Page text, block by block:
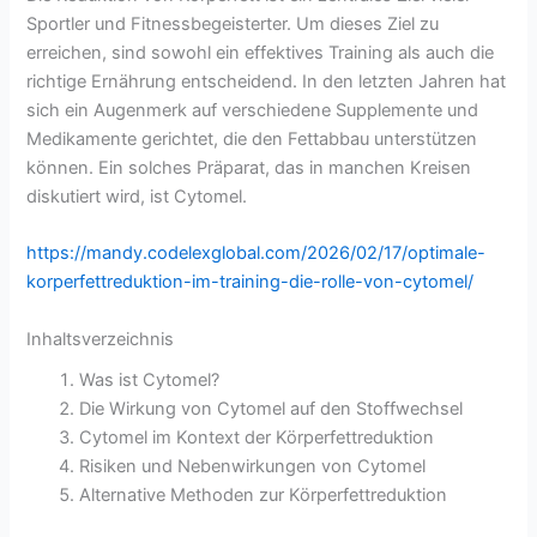
Sportler und Fitnessbegeisterter. Um dieses Ziel zu
erreichen, sind sowohl ein effektives Training als auch die
richtige Ernährung entscheidend. In den letzten Jahren hat
sich ein Augenmerk auf verschiedene Supplemente und
Medikamente gerichtet, die den Fettabbau unterstützen
können. Ein solches Präparat, das in manchen Kreisen
diskutiert wird, ist Cytomel.
https://mandy.codelexglobal.com/2026/02/17/optimale-
korperfettreduktion-im-training-die-rolle-von-cytomel/
Inhaltsverzeichnis
Was ist Cytomel?
Die Wirkung von Cytomel auf den Stoffwechsel
Cytomel im Kontext der Körperfettreduktion
Risiken und Nebenwirkungen von Cytomel
Alternative Methoden zur Körperfettreduktion